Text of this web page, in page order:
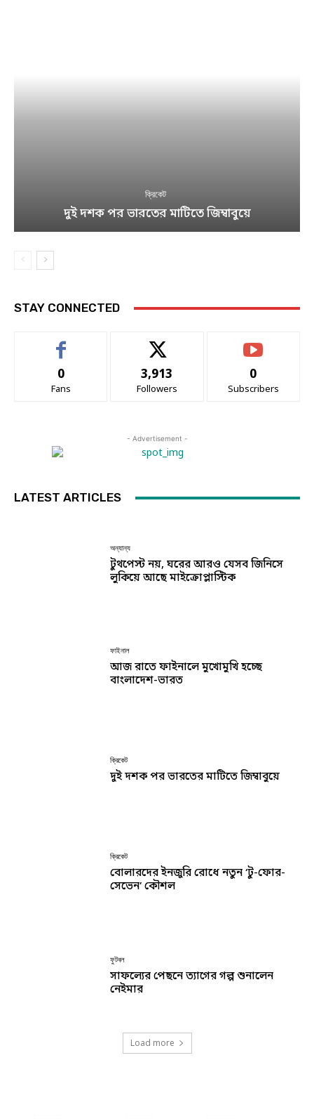
ক্রিকেট
দুই দশক পর ভারতের মাটিতে জিম্বাবুয়ে
STAY CONNECTED
0
Fans
3,913
Followers
0
Subscribers
- Advertisement -
LATEST ARTICLES
অন্যান্য
টুথপেস্ট নয়, ঘরের আরও যেসব জিনিসে
লুকিয়ে আছে মাইক্রোপ্লাস্টিক
ফাইনাল
আজ রাতে ফাইনালে মুখোমুখি হচ্ছে
বাংলাদেশ-ভারত
ক্রিকেট
দুই দশক পর ভারতের মাটিতে জিম্বাবুয়ে
ক্রিকেট
বোলারদের ইনজুরি রোধে নতুন ‘টু-ফোর-
সেভেন’ কৌশল
ফুটবল
সাফল্যের পেছনে ত্যাগের গল্প শুনালেন
নেইমার
Load more